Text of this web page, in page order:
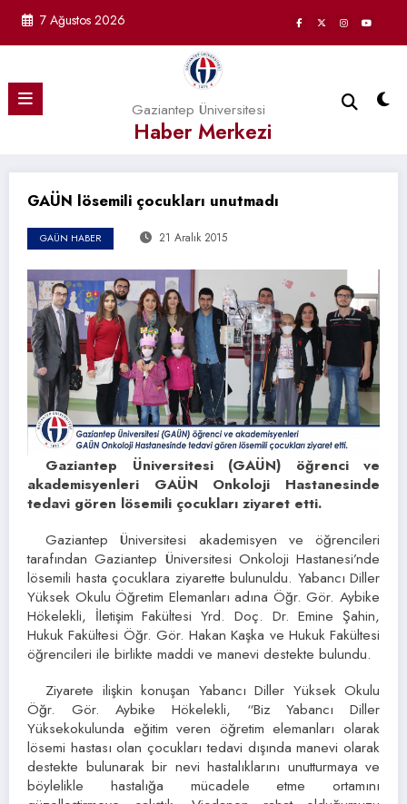
7 Ağustos 2026
Gaziantep Üniversitesi
Haber Merkezi
GAÜN lösemili çocukları unutmadı
GAÜN HABER 21 Aralık 2015
Gaziantep Üniversitesi (GAÜN) öğrenci ve
akademisyenleri GAÜN Onkoloji Hastanesinde
tedavi gören lösemili çocukları ziyaret etti.
Gaziantep Üniversitesi akademisyen ve öğrencileri
tarafından Gaziantep Üniversitesi Onkoloji Hastanesi’nde
lösemili hasta çocuklara ziyarette bulunuldu. Yabancı Diller
Yüksek Okulu Öğretim Elemanları adına Öğr. Gör. Aybike
Hökelekli, İletişim Fakültesi Yrd. Doç. Dr. Emine Şahin,
Hukuk Fakültesi Öğr. Gör. Hakan Kaşka ve Hukuk Fakültesi
öğrencileri ile birlikte maddi ve manevi destekte bulundu.
Ziyarete ilişkin konuşan Yabancı Diller Yüksek Okulu
Öğr. Gör. Aybike Hökelekli, “Biz Yabancı Diller
Yüksekokulunda eğitim veren öğretim elemanları olarak
lösemi hastası olan çocukları tedavi dışında manevi olarak
destekte bulunarak bir nevi hastalıklarını unutturmaya ve
böylelikle hastalığa mücadele etme ortamını